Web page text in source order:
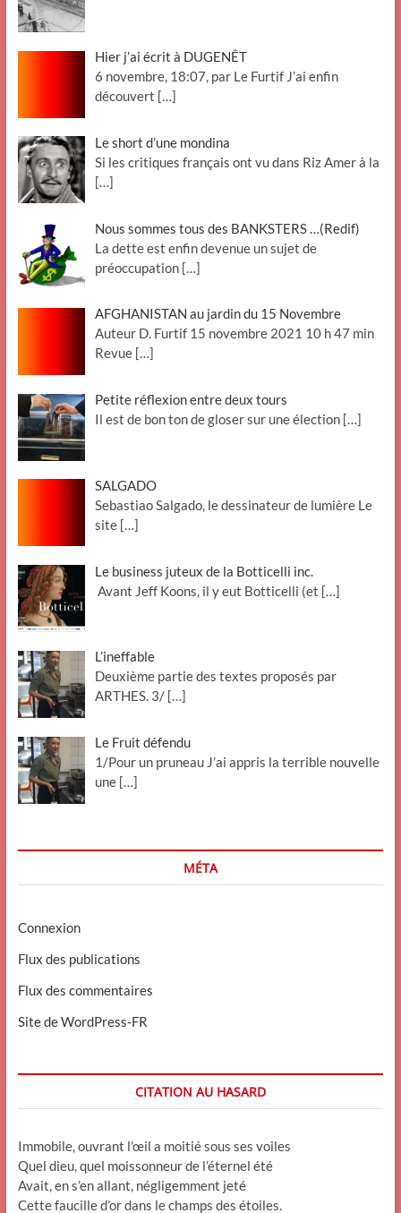
Hier j’ai écrit à DUGENÊT
6 novembre, 18:07, par Le Furtif J’ai enfin
découvert […]
Le short d’une mondina
Si les critiques français ont vu dans Riz Amer à la
[…]
Nous sommes tous des BANKSTERS …(Redif)
La dette est enfin devenue un sujet de
préoccupation […]
AFGHANISTAN au jardin du 15 Novembre
Auteur D. Furtif 15 novembre 2021 10 h 47 min
Revue […]
Petite réflexion entre deux tours
Il est de bon ton de gloser sur une élection […]
SALGADO
Sebastiao Salgado, le dessinateur de lumière Le
site […]
Le business juteux de la Botticelli inc.
Avant Jeff Koons, il y eut Botticelli (et […]
L’ineffable
Deuxième partie des textes proposés par
ARTHES. 3/ […]
Le Fruit défendu
1/Pour un pruneau J’ai appris la terrible nouvelle
une […]
MÉTA
Connexion
Flux des publications
Flux des commentaires
Site de WordPress-FR
CITATION AU HASARD
Immobile, ouvrant l’œil a moitié sous ses voiles
Quel dieu, quel moissonneur de l’éternel été
Avait, en s’en allant, négligemment jeté
Cette faucille d’or dans le champs des étoiles.